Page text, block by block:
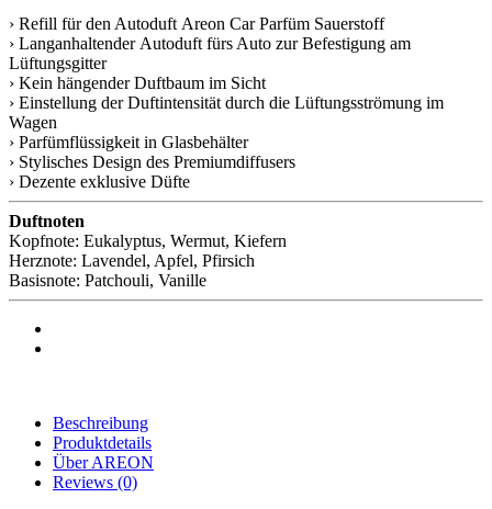
› Refill für den Autoduft Areon Car Parfüm Sauerstoff
› Langanhaltender Autoduft fürs Auto zur Befestigung am
Lüftungsgitter
› Kein hängender Duftbaum im Sicht
› Einstellung der Duftintensität durch die Lüftungsströmung im
Wagen
› Parfümflüssigkeit in Glasbehälter
› Stylisches Design des Premiumdiffusers
› Dezente exklusive Düfte
Duftnoten
Kopfnote: Eukalyptus, Wermut, Kiefern
Herznote: Lavendel, Apfel, Pfirsich
Basisnote: Patchouli, Vanille
Beschreibung
Produktdetails
Über AREON
Reviews (0)